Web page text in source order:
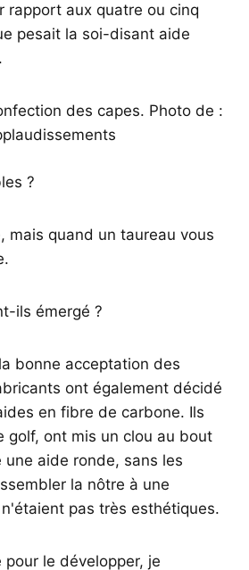
rapport aux quatre ou cinq
pesait la soi-disant aide
des capes. Photo de :
?
mais quand un taureau vous
ils émergé ?
bonne acceptation des
ont également décidé
en fibre de carbone. Ils
golf, ont mis un clou au bout
aide ronde, sans les
la nôtre à une
pas très esthétiques.
le développer, je